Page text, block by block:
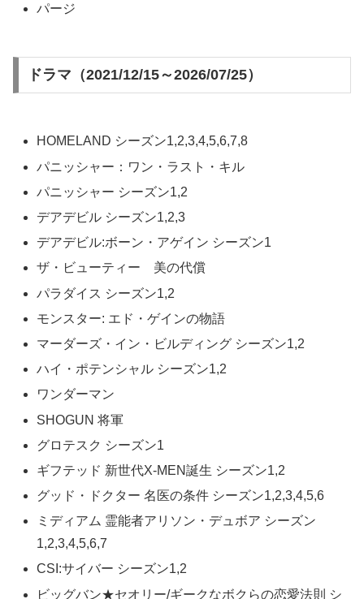
パージ
ドラマ（2021/12/15～2026/07/25）
HOMELAND シーズン1,2,3,4,5,6,7,8
パニッシャー：ワン・ラスト・キル
パニッシャー シーズン1,2
デアデビル シーズン1,2,3
デアデビル:ボーン・アゲイン シーズン1
ザ・ビューティー 美の代償
パラダイス シーズン1,2
モンスター: エド・ゲインの物語
マーダーズ・イン・ビルディング シーズン1,2
ハイ・ポテンシャル シーズン1,2
ワンダーマン
SHOGUN 将軍
グロテスク シーズン1
ギフテッド 新世代X-MEN誕生 シーズン1,2
グッド・ドクター 名医の条件 シーズン1,2,3,4,5,6
ミディアム 霊能者アリソン・デュボア シーズン
1,2,3,4,5,6,7
CSI:サイバー シーズン1,2
ビッグバン★セオリー/ギークなボクらの恋愛法則 シ